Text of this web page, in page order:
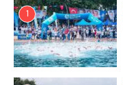
1